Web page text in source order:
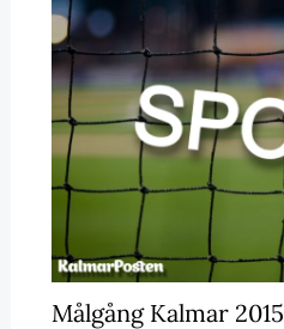
Målgång Kalmar 2015